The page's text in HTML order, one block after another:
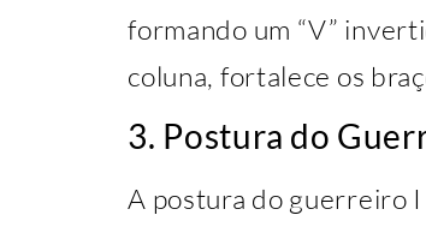
formando um “V”
coluna, fortalece os
3. Postura do
A postura do guerreiro